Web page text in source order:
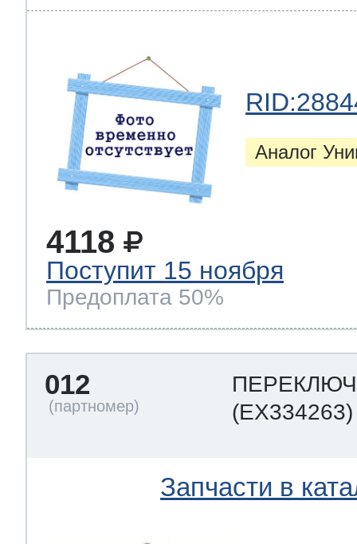
Аналог
4118
Поступит 15 ноября
Предоплата 50%
012
(EX334263)
Запчасти в